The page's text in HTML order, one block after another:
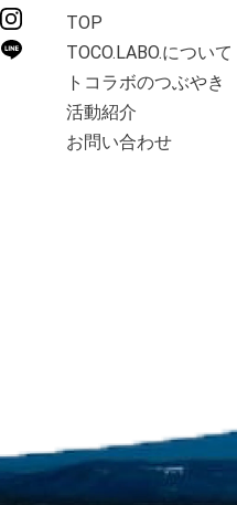
TOP
TOCO.LABO.について
トコラボのつぶやき
活動紹介
お問い合わせ